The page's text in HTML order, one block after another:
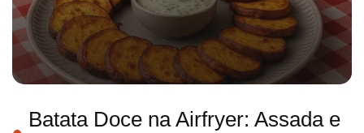
Batata Doce na Airfryer: Assada e